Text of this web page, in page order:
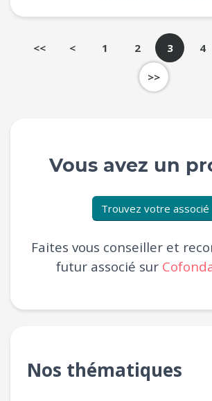
<< < 1 2 3 4
>>
Vous avez un
Trouvez votre associé
Faites vous conseiller et
futur associé sur
Nos thématiques